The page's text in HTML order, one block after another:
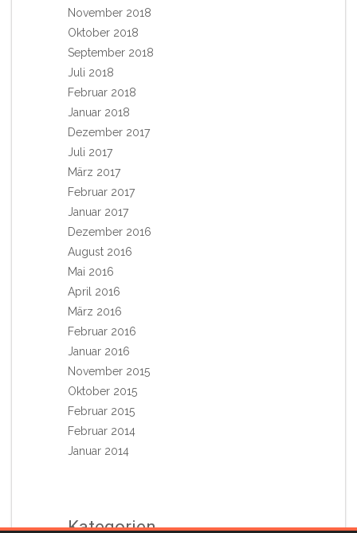
November 2018
Oktober 2018
September 2018
Juli 2018
Februar 2018
Januar 2018
Dezember 2017
Juli 2017
März 2017
Februar 2017
Januar 2017
Dezember 2016
August 2016
Mai 2016
April 2016
März 2016
Februar 2016
Januar 2016
November 2015
Oktober 2015
Februar 2015
Februar 2014
Januar 2014
Kategorien